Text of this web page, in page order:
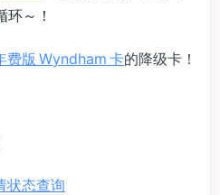
～！
费版 Wyndham 卡的降级卡！
状态查询